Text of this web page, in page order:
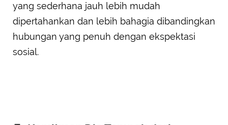
yang sederhana jauh lebih mudah
dipertahankan dan lebih bahagia dibandingkan
hubungan yang penuh dengan ekspektasi
sosial.